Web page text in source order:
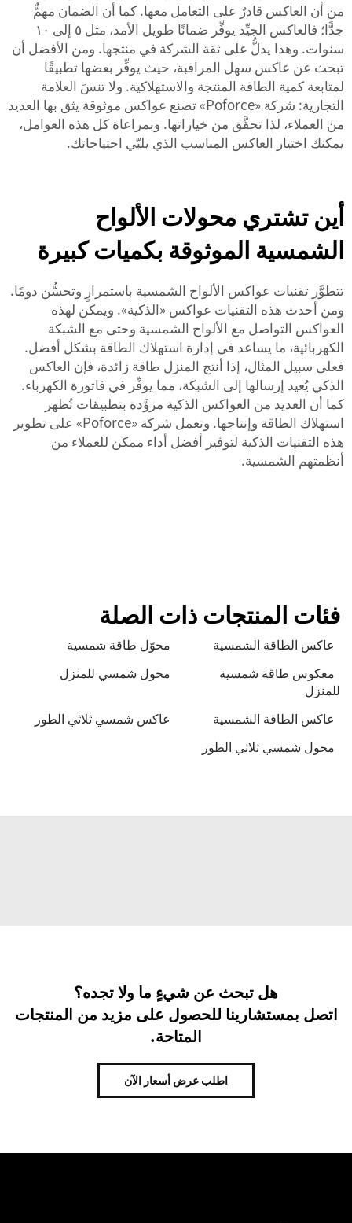
من أن العاكس قادرٌ على التعامل معها. كما أن الضمان مهمٌّ
جدًّا؛ فالعاكس الجيِّد يوفِّر ضمانًا طويل الأمد، مثل ٥ إلى ١٠
سنوات. وهذا يدلُّ على ثقة الشركة في منتجها. ومن الأفضل أن
تبحث عن عاكس سهل المراقبة، حيث يوفِّر بعضها تطبيقًا
لمتابعة كمية الطاقة المنتجة والاستهلاكية. ولا تنسَ العلامة
التجارية: شركة «Poforce» تصنع عواكس موثوقة يثق بها العديد
من العملاء، لذا تحقَّق من خياراتها. وبمراعاة كل هذه العوامل،
يمكنك اختيار العاكس المناسب الذي يلبّي احتياجاتك.
أين تشتري محولات الألواح
الشمسية الموثوقة بكميات كبيرة
تتطوَّر تقنيات عواكس الألواح الشمسية باستمرارٍ وتحسُّن دومًا.
ومن أحدث هذه التقنيات عواكس «الذكية». ويمكن لهذه
العواكس التواصل مع الألواح الشمسية وحتى مع الشبكة
الكهربائية، ما يساعد في إدارة استهلاك الطاقة بشكل أفضل.
فعلى سبيل المثال، إذا أنتج المنزل طاقة زائدة، فإن العاكس
الذكي يُعيد إرسالها إلى الشبكة، مما يوفِّر في فاتورة الكهرباء.
كما أن العديد من العواكس الذكية مزوَّدة بتطبيقات تُظهر
استهلاك الطاقة وإنتاجها. وتعمل شركة «Poforce» على تطوير
هذه التقنيات الذكية لتوفير أفضل أداء ممكن للعملاء من
أنظمتهم الشمسية.
فئات المنتجات ذات الصلة
عاكس الطاقة الشمسية
محوّل طاقة شمسية
معكوس طاقة شمسية
للمنزل
محول شمسي للمنزل
عاكس الطاقة الشمسية
عاكس شمسي ثلاثي الطور
محول شمسي ثلاثي الطور
هل تبحث عن شيءٍ ما ولا تجده؟
اتصل بمستشارينا للحصول على مزيد من المنتجات
المتاحة.
اطلب عرض أسعار الآن